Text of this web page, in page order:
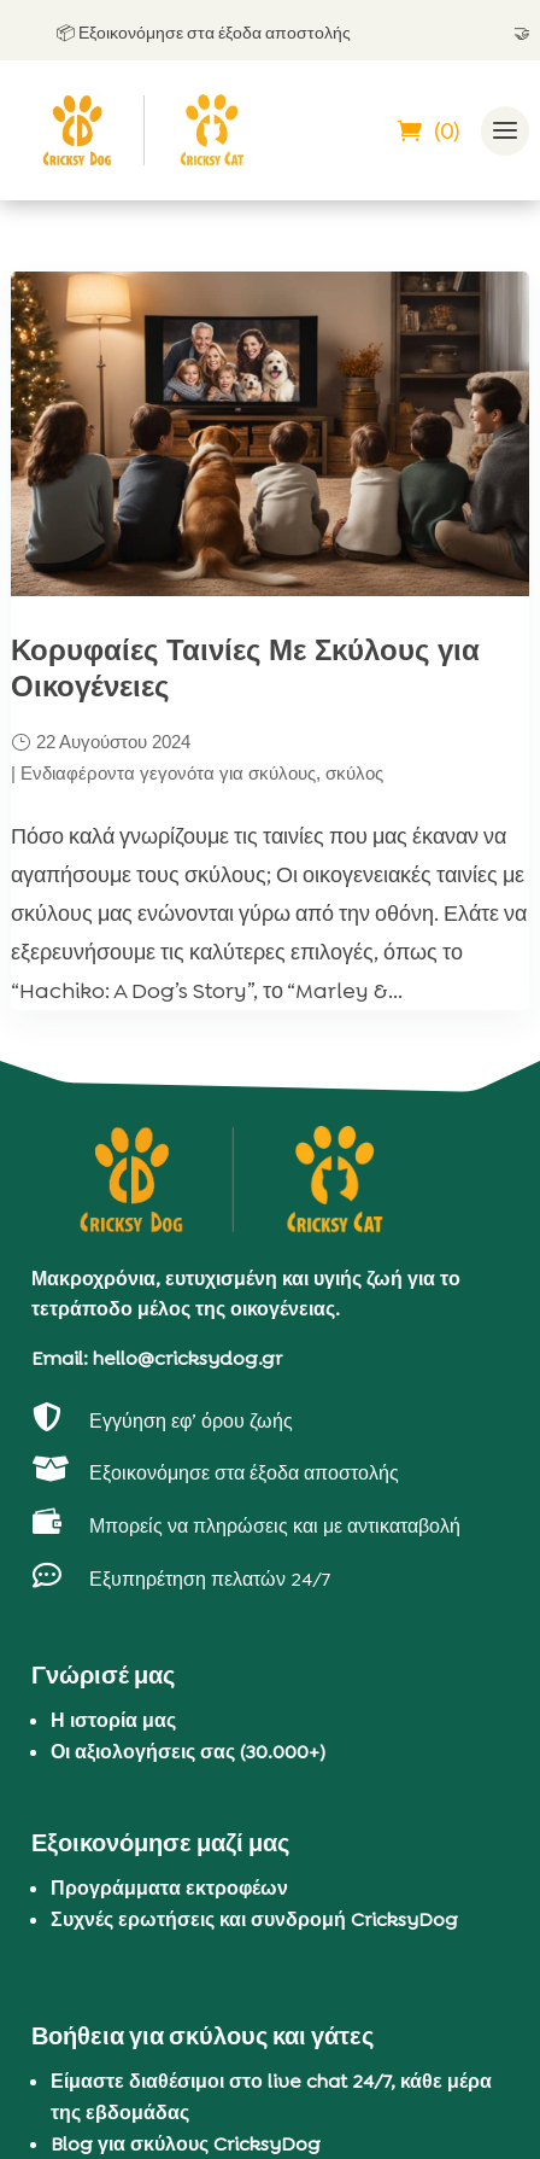
📦 Εξοικονόμησε στα έξοδα αποστολής
(0)
Κορυφαίες Ταινίες Με Σκύλους για
Οικογένειες
22 Αυγούστου 2024
| Ενδιαφέροντα γεγονότα για σκύλους, σκύλος
Πόσο καλά γνωρίζουμε τις ταινίες που μας έκαναν να
αγαπήσουμε τους σκύλους; Οι οικογενειακές ταινίες με
σκύλους μας ενώνονται γύρω από την οθόνη. Ελάτε να
εξερευνήσουμε τις καλύτερες επιλογές, όπως το
“Hachiko: A Dog’s Story”, το “Marley &...
Μακροχρόνια, ευτυχισμένη και υγιής ζωή για το
τετράποδο μέλος της οικογένειας.
Email: hello@cricksydog.gr
 Εγγύηση εφ’ όρου ζωής
 Εξοικονόμησε στα έξοδα αποστολής
 Μπορείς να πληρώσεις και με αντικαταβολή
 Εξυπηρέτηση πελατών 24/7
Γνώρισέ μας
Η ιστορία μας
Οι αξιολογήσεις σας (30.000+)
Εξοικονόμησε μαζί μας
Προγράμματα εκτροφέων
Συχνές ερωτήσεις και συνδρομή CricksyDog
Βοήθεια για σκύλους και γάτες
Είμαστε διαθέσιμοι στο live chat 24/7, κάθε μέρα
της εβδομάδας
Blog για σκύλους CricksyDog